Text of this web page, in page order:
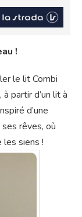
!
le lit Combi
partir d’un lit à
d’une
rêves, où
siens !